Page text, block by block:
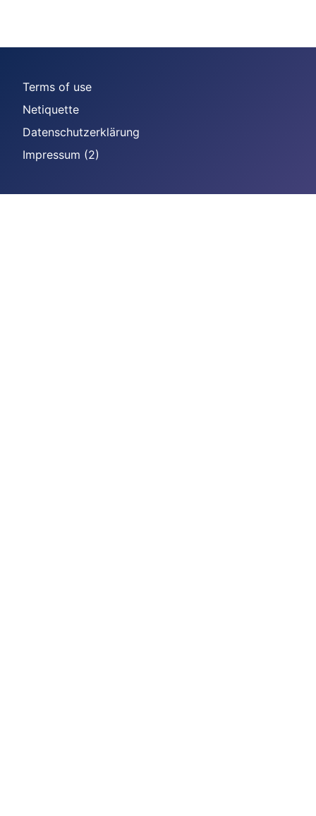
Terms of use
Netiquette
Datenschutzerklärung
Impressum (2)